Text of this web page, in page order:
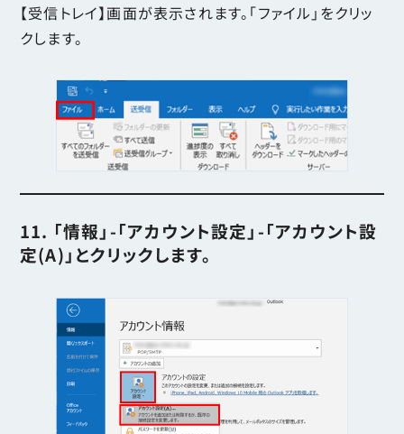
【受信トレイ】画面が表示されます。「ファイル」をクリッ
クします。
11. 「情報」-「アカウント設定」-「アカウント設
定(A)」とクリックします。